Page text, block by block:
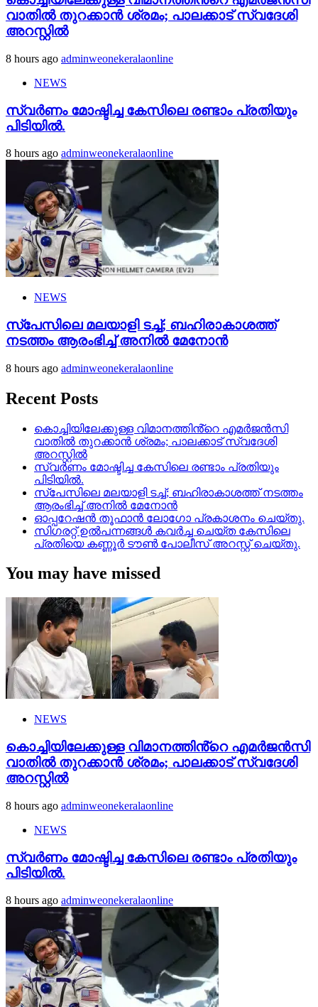
വാതില്‍ തുറക്കാന്‍ ശ്രമം; പാലക്കാട് സ്വദേശി
അറസ്റ്റില്‍
8 hours ago adminweonekeralaonline
NEWS
സ്വർണം മോഷ്ടിച്ച കേസിലെ രണ്ടാം പ്രതിയും
പിടിയിൽ.
8 hours ago adminweonekeralaonline
NEWS
സ്‌പേസിലെ മലയാളി ടച്ച്; ബഹിരാകാശത്ത്
നടത്തം ആരംഭിച്ച് അനില്‍ മേനോന്‍
8 hours ago adminweonekeralaonline
Recent Posts
കൊച്ചിയിലേക്കുള്ള വിമാനത്തിൻ്റെ എമര്‍ജന്‍സി
വാതില്‍ തുറക്കാന്‍ ശ്രമം; പാലക്കാട് സ്വദേശി
അറസ്റ്റില്‍
സ്വർണം മോഷ്ടിച്ച കേസിലെ രണ്ടാം പ്രതിയും
പിടിയിൽ.
സ്‌പേസിലെ മലയാളി ടച്ച്; ബഹിരാകാശത്ത് നടത്തം
ആരംഭിച്ച് അനില്‍ മേനോന്‍
ഓപ്പറേഷൻ തൂഫാൻ ലോഗോ പ്രകാശനം ചെയ്തു.
സിഗരറ്റ് ഉൽപന്നങ്ങൾ കവർച്ച ചെയ്ത കേസിലെ
പ്രതിയെ കണ്ണൂർ ടൗൺ പോലീസ് അറസ്റ്റ് ചെയ്തു.
You may have missed
NEWS
കൊച്ചിയിലേക്കുള്ള വിമാനത്തിൻ്റെ എമര്‍ജന്‍സി
വാതില്‍ തുറക്കാന്‍ ശ്രമം; പാലക്കാട് സ്വദേശി
അറസ്റ്റില്‍
8 hours ago adminweonekeralaonline
NEWS
സ്വർണം മോഷ്ടിച്ച കേസിലെ രണ്ടാം പ്രതിയും
പിടിയിൽ.
8 hours ago adminweonekeralaonline